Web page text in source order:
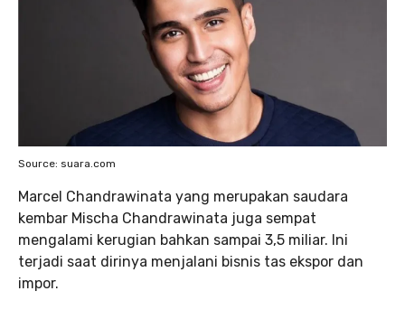
Source: suara.com
Marcel Chandrawinata yang merupakan saudara
kembar Mischa Chandrawinata juga sempat
mengalami kerugian bahkan sampai 3,5 miliar. Ini
terjadi saat dirinya menjalani bisnis tas ekspor dan
impor.